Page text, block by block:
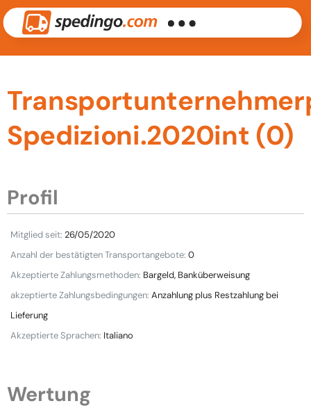
Spedizioni.2020int (0)
Profil
Mitglied seit: 26/05/2020
Anzahl der bestätigten Transportangebote: 0
Akzeptierte Zahlungsmethoden: Bargeld, Banküberweisung
akzeptierte Zahlungsbedingungen: Anzahlung plus Restzahlung bei
Lieferung
Akzeptierte Sprachen: Italiano
Wertung